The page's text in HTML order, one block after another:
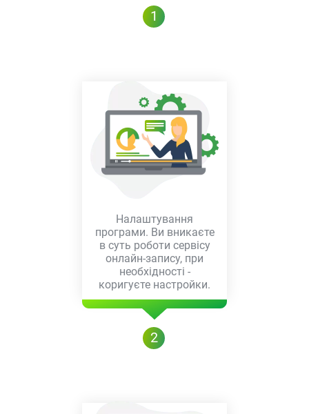
1
Налаштування
програми. Ви вникаєте
в суть роботи сервісу
онлайн-запису, при
необхідності -
коригуєте настройки.
2